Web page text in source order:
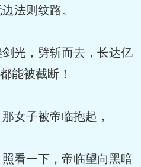
法则纹路。
光，劈斩而去，长达亿
能被截断！
女子被帝临抱起，
看一下，帝临望向黑暗